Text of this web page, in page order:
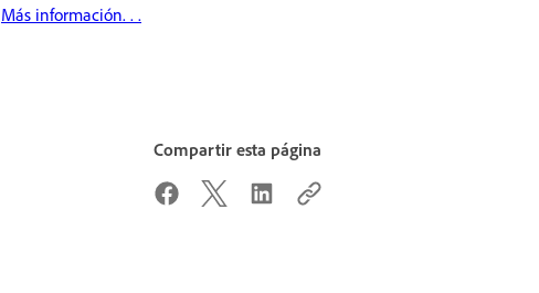
Más información. . .
Compartir esta página